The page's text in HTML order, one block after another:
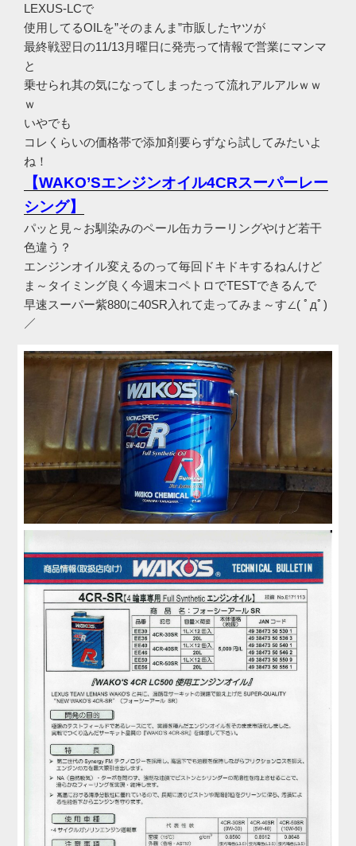
LEXUS-LCで
使用してるOILを”そのまんま”市販したヤツが
最終戦翌日の11/13月曜日に発売って情報で営業にマンマ
と
乗せられ其の気になってしまったって流れアルアルｗｗ
ｗ
いやでも
コレくらいの価格帯で添加剤要らずなら試してみたいよ
ね！
【WAKO’Sエンジンオイル4CRスーパーレー
シング】
パッと見～お馴染みのペール缶カラーリングやけど若干
色違う？
エンジンオイル変えるのって毎回ドキドキするねんけど
ま～タイミング良く今週末コペトロでTESTできるんで
早速スーパー紫880に40SR入れて走ってみま～す∠( ﾟдﾟ)
／